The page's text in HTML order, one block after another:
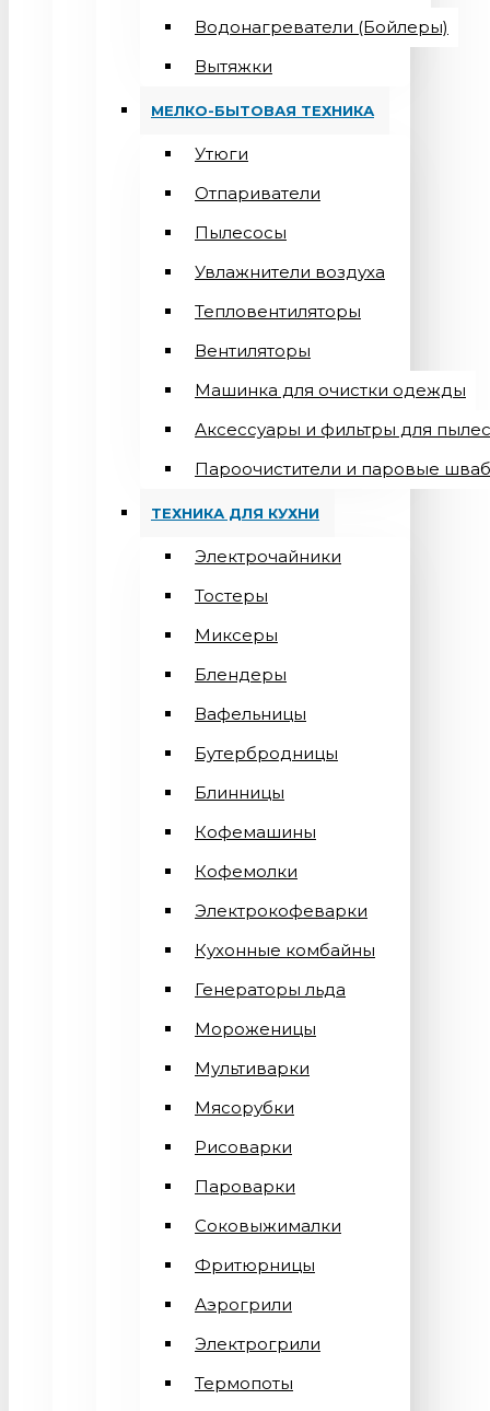
Водонагреватели (Бойлеры)
Вытяжки
МЕЛКО-БЫТОВАЯ ТЕХНИКА
Утюги
Отпариватели
Пылесосы
Увлажнители воздуха
Тепловентиляторы
Вентиляторы
Машинка для очистки одежды
Аксессуары и фильтры для
Пароочистители и паровые
ТЕХНИКА ДЛЯ КУХНИ
Электрочайники
Тостеры
Миксеры
Блендеры
Вафельницы
Бутербродницы
Блинницы
Кофемашины
Кофемолки
Электрокофеварки
Кухонные комбайны
Генераторы льда
Мороженицы
Мультиварки
Мясорубки
Рисоварки
Пароварки
Соковыжималки
Фритюрницы
Аэрогрили
Электрогрили
Термопоты